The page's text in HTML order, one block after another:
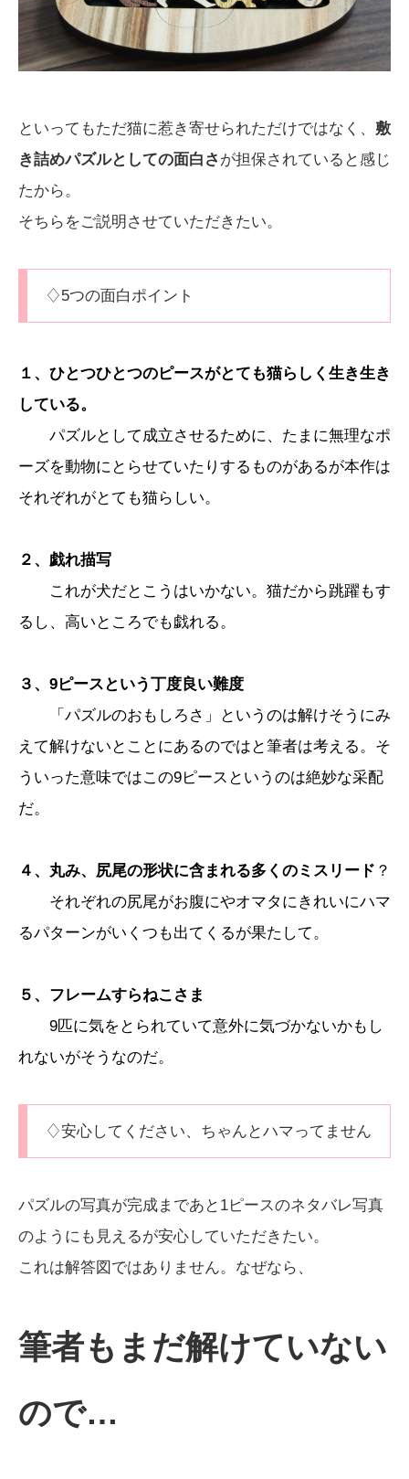
といってもただ猫に惹き寄せられただけではなく、 敷
き詰めパズルとしての面白さ が担保されていると感じ
たから。
そちらをご説明させていただきたい。
♢5つの面白ポイント
１、ひとつひとつのピースがとても猫らしく生き生き
している。
パズルとして成立させるために、たまに無理なポ
ーズを動物にとらせていたりするものがあるが本作は
それぞれがとても猫らしい。
２、戯れ描写
これが犬だとこうはいかない。猫だから跳躍もす
るし、高いところでも戯れる。
３、9ピースという丁度良い難度
「パズルのおもしろさ」というのは解けそうにみ
えて解けないとことにあるのではと筆者は考える。そ
ういった意味ではこの9ピースというのは絶妙な采配
だ。
４、丸み、尻尾の形状に含まれる多くのミスリード ？
それぞれの尻尾がお腹にやオマタにきれいにハマ
るパターンがいくつも出てくるが果たして。
５、フレームすらねこさま
9匹に気をとられていて意外に気づかないかもし
れないがそうなのだ。
♢安心してください、ちゃんとハマってません
パズルの写真が完成まであと1ピースのネタバレ写真
のようにも見えるが安心していただきたい。
これは解答図ではありません。なぜなら、
筆者もまだ解けていない
ので…